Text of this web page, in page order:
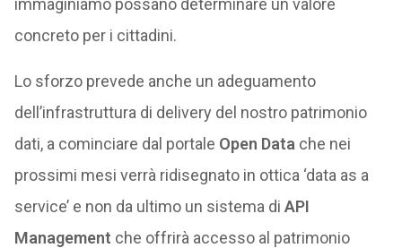
immaginiamo possano determinare un valore
concreto per i cittadini.
Lo sforzo prevede anche un adeguamento
dell’infrastruttura di delivery del nostro patrimonio
dati, a cominciare dal portale Open Data che nei
prossimi mesi verrà ridisegnato in ottica ‘data as a
service’ e non da ultimo un sistema di API
Management che offrirà accesso al patrimonio